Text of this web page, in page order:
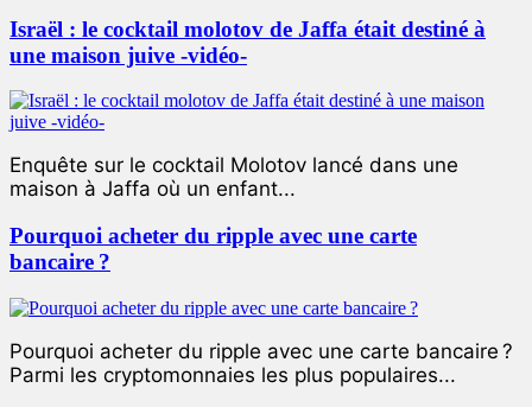
Israël : le cocktail molotov de Jaffa était destiné à
une maison juive -vidéo-
Enquête sur le cocktail Molotov lancé dans une
maison à Jaffa où un enfant...
Pourquoi acheter du ripple avec une carte
bancaire ?
Pourquoi acheter du ripple avec une carte bancaire ?
Parmi les cryptomonnaies les plus populaires...